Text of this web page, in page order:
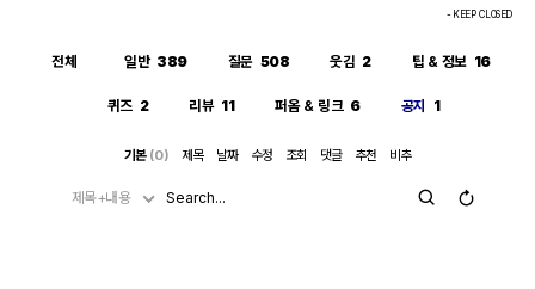
- KEEP CLOSED
전체 일반 389 질문 508 웃김 2 팁 & 정보 16
퀴즈 2 리뷰 11 퍼옴 & 링크 6 공지 1
기본 (0) 제목 날짜 수정 조회 댓글 추천 비추
제목+내용